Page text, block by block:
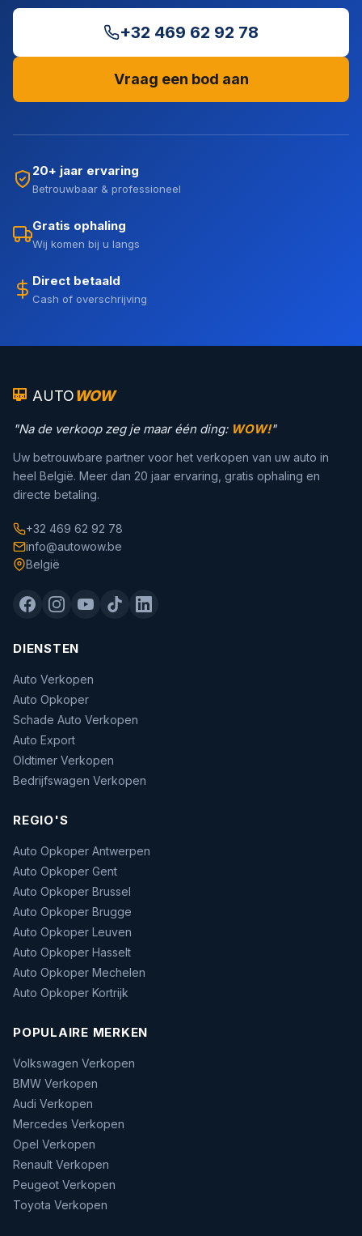
+32 469 62 92 78
Vraag een bod aan
20+ jaar ervaring
Betrouwbaar & professioneel
Gratis ophaling
Wij komen bij u langs
Direct betaald
Cash of overschrijving
AUTOWOW
"Na de verkoop zeg je maar één ding: WOW!"
Uw betrouwbare partner voor het verkopen van uw auto in
heel België. Meer dan 20 jaar ervaring, gratis ophaling en
directe betaling.
+32 469 62 92 78
info@autowow.be
België
DIENSTEN
Auto Verkopen
Auto Opkoper
Schade Auto Verkopen
Auto Export
Oldtimer Verkopen
Bedrijfswagen Verkopen
REGIO'S
Auto Opkoper Antwerpen
Auto Opkoper Gent
Auto Opkoper Brussel
Auto Opkoper Brugge
Auto Opkoper Leuven
Auto Opkoper Hasselt
Auto Opkoper Mechelen
Auto Opkoper Kortrijk
POPULAIRE MERKEN
Volkswagen Verkopen
BMW Verkopen
Audi Verkopen
Mercedes Verkopen
Opel Verkopen
Renault Verkopen
Peugeot Verkopen
Toyota Verkopen